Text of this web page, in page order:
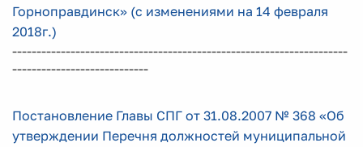
Горноправдинск» (с изменениями на 14 февраля
2018г.)
---------------------------------------------------------------------
----------------------------
Постановление Главы СПГ от 31.08.2007 № 368 «Об
утверждении Перечня должностей муниципальной